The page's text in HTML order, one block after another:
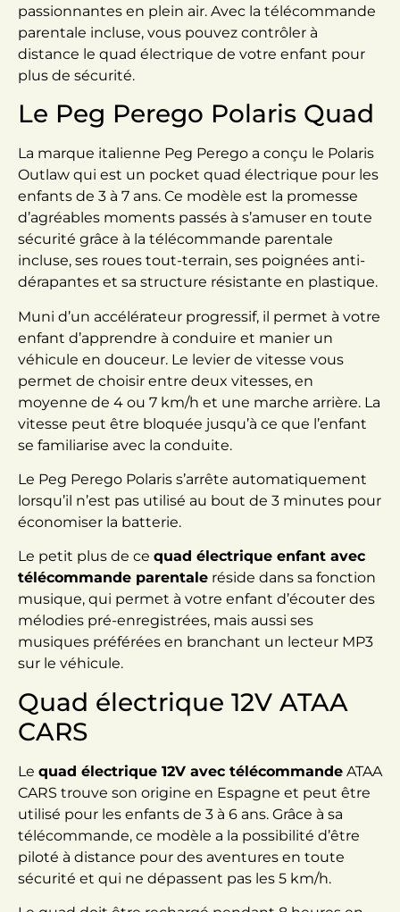
passionnantes en plein air. Avec la télécommande
parentale incluse, vous pouvez contrôler à
distance le quad électrique de votre enfant pour
plus de sécurité.
Le Peg Perego Polaris Quad
La marque italienne Peg Perego a conçu le Polaris
Outlaw qui est un pocket quad électrique pour les
enfants de 3 à 7 ans. Ce modèle est la promesse
d’agréables moments passés à s’amuser en toute
sécurité grâce à la télécommande parentale
incluse, ses roues tout-terrain, ses poignées anti-
dérapantes et sa structure résistante en plastique.
Muni d’un accélérateur progressif, il permet à votre
enfant d’apprendre à conduire et manier un
véhicule en douceur. Le levier de vitesse vous
permet de choisir entre deux vitesses, en
moyenne de 4 ou 7 km/h et une marche arrière. La
vitesse peut être bloquée jusqu’à ce que l’enfant
se familiarise avec la conduite.
Le Peg Perego Polaris s’arrête automatiquement
lorsqu’il n’est pas utilisé au bout de 3 minutes pour
économiser la batterie.
Le petit plus de ce quad électrique enfant avec
télécommande parentale réside dans sa fonction
musique, qui permet à votre enfant d’écouter des
mélodies pré-enregistrées, mais aussi ses
musiques préférées en branchant un lecteur MP3
sur le véhicule.
Quad électrique 12V ATAA
CARS
Le quad électrique 12V avec télécommande ATAA
CARS trouve son origine en Espagne et peut être
utilisé pour les enfants de 3 à 6 ans. Grâce à sa
télécommande, ce modèle a la possibilité d’être
piloté à distance pour des aventures en toute
sécurité et qui ne dépassent pas les 5 km/h.